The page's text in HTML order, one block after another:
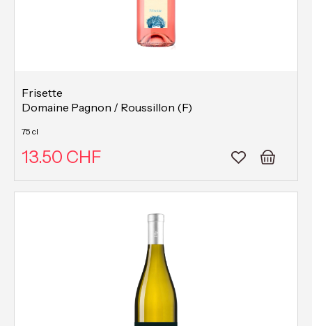
Frisette
Domaine Pagnon / Roussillon (F)
75 cl
13.50 CHF